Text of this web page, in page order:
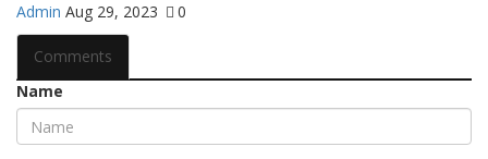
Admin Aug 29, 2023 0
Comments
Name